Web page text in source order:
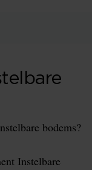
bodems?
Instelbare